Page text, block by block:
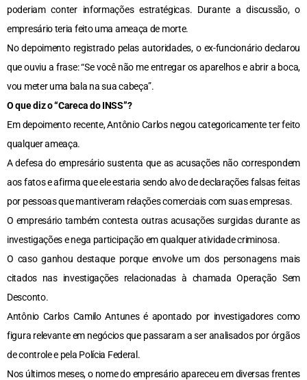
poderiam conter informações estratégicas. Durante a discussão, o
empresário teria feito uma ameaça de morte.
No depoimento registrado pelas autoridades, o ex-funcionário declarou
que ouviu a frase: “Se você não me entregar os aparelhos e abrir a boca,
vou meter uma bala na sua cabeça”.
O que diz o “Careca do INSS”?
Em depoimento recente, Antônio Carlos negou categoricamente ter feito
qualquer ameaça.
A defesa do empresário sustenta que as acusações não correspondem
aos fatos e afirma que ele estaria sendo alvo de declarações falsas feitas
por pessoas que mantiveram relações comerciais com suas empresas.
O empresário também contesta outras acusações surgidas durante as
investigações e nega participação em qualquer atividade criminosa.
O caso ganhou destaque porque envolve um dos personagens mais
citados nas investigações relacionadas à chamada Operação Sem
Desconto.
Antônio Carlos Camilo Antunes é apontado por investigadores como
figura relevante em negócios que passaram a ser analisados por órgãos
de controle e pela Polícia Federal.
Nos últimos meses, o nome do empresário apareceu em diversas frentes